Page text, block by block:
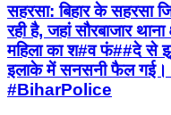
सहरसा: बिहार के सहरसा
रही है, जहां सौरबाजार
महिला का श#व फं##दे से
इलाके में सनसनी फैल
#BiharPolice